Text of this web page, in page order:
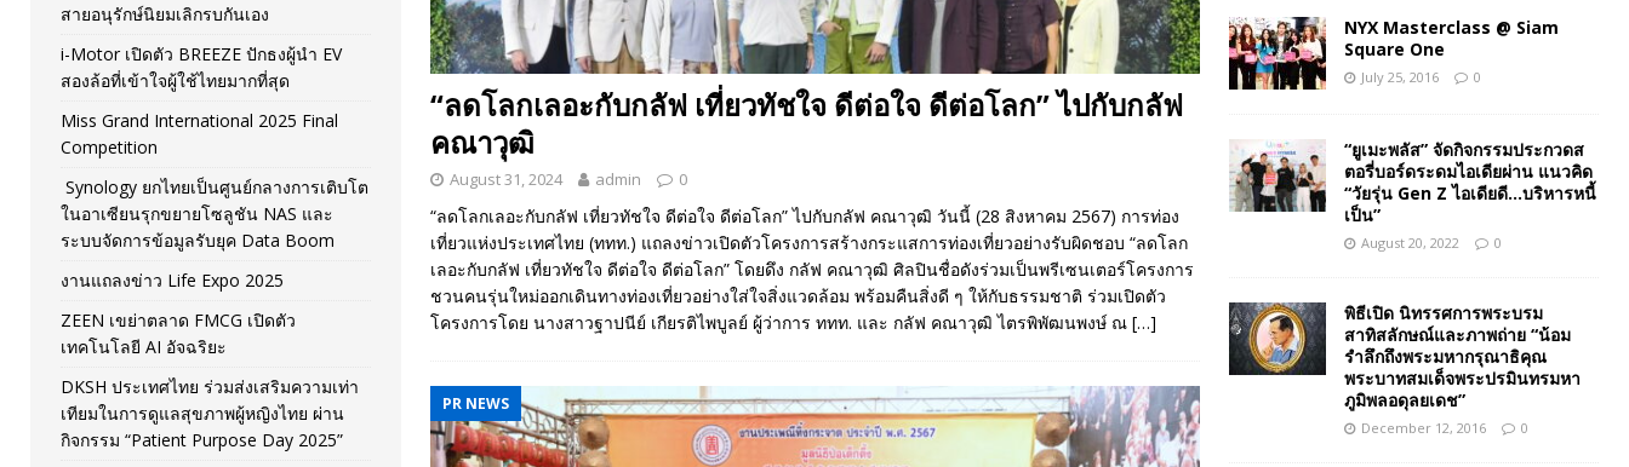
“ลดโลกเลอะกับกลัฟ เที่ยวทัชใจ ดีต่อใจ ดีต่อโลก” ไปกับกลัฟ
คณาวุฒิ
August 31, 2024 admin 0
“ลดโลกเลอะกับกลัฟ เที่ยวทัชใจ ดีต่อใจ ดีต่อโลก” ไปกับกลัฟ คณาวุฒิ วันนี้ (28 สิงหาคม 2567) การท่อง
เที่ยวแห่งประเทศไทย (ททท.) แถลงข่าวเปิดตัวโครงการสร้างกระแสการท่องเที่ยวอย่างรับผิดชอบ “ลดโลก
เลอะกับกลัฟ เที่ยวทัชใจ ดีต่อใจ ดีต่อโลก” โดยดึง กลัฟ คณาวุฒิ ศิลปินชื่อดังร่วมเป็นพรีเซนเตอร์โครงการ
ชวนคนรุ่นใหม่ออกเดินทางท่องเที่ยวอย่างใส่ใจสิ่งแวดล้อม พร้อมคืนสิ่งดี ๆ ให้กับธรรมชาติ ร่วมเปิดตัว
โครงการโดย นางสาวฐาปนีย์ เกียรติไพบูลย์ ผู้ว่าการ ททท. และ กลัฟ คณาวุฒิ ไตรพิพัฒนพงษ์ ณ […]
PR NEWS
สายอนุรักษ์นิยมเลิกรบกันเอง
i-Motor เปิดตัว BREEZE ปักธงผู้นำ EV
สองล้อที่เข้าใจผู้ใช้ไทยมากที่สุด
Miss Grand International 2025 Final
Competition
Synology ยกไทยเป็นศูนย์กลางการเติบโต
ในอาเซียนรุกขยายโซลูชัน NAS และ
ระบบจัดการข้อมูลรับยุค Data Boom
งานแถลงข่าว Life Expo 2025
ZEEN เขย่าตลาด FMCG เปิดตัว
เทคโนโลยี AI อัจฉริยะ
DKSH ประเทศไทย ร่วมส่งเสริมความเท่า
เทียมในการดูแลสุขภาพผู้หญิงไทย ผ่าน
กิจกรรม “Patient Purpose Day 2025”
NYX Masterclass @ Siam
Square One
July 25, 2016 0
“ยูเมะพลัส” จัดกิจกรรมประกวดส
ตอรี่บอร์ดระดมไอเดียผ่าน แนวคิด
“วัยรุ่น Gen Z ไอเดียดี…บริหารหนี้
เป็น”
August 20, 2022 0
พิธีเปิด นิทรรศการพระบรม
สาทิสลักษณ์และภาพถ่าย “น้อม
รำลึกถึงพระมหากรุณาธิคุณ
พระบาทสมเด็จพระปรมินทรมหา
ภูมิพลอดุลยเดช”
December 12, 2016 0